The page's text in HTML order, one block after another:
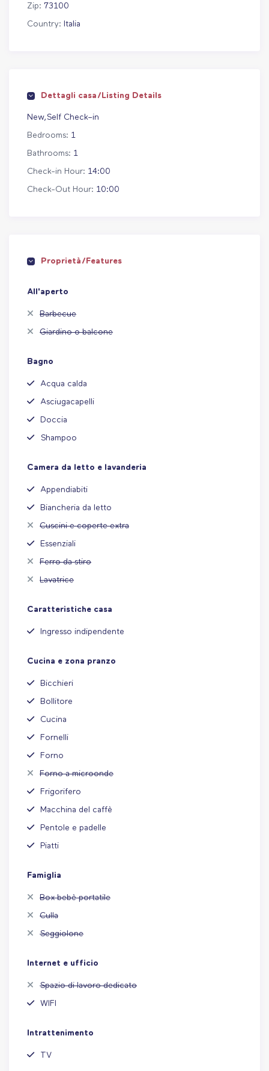
Zip: 73100
Country: Italia
Dettagli casa/Listing Details
New,Self Check–in
Bedrooms: 1
Bathrooms: 1
Check-in Hour: 14:00
Check-Out Hour: 10:00
Proprietà/Features
All'aperto
Barbecue
Giardino o balcone
Bagno
Acqua calda
Asciugacapelli
Doccia
Shampoo
Camera da letto e lavanderia
Appendiabiti
Biancheria da letto
Cuscini e coperte extra
Essenziali
Ferro da stiro
Lavatrice
Caratteristiche casa
Ingresso indipendente
Cucina e zona pranzo
Bicchieri
Bollitore
Cucina
Fornelli
Forno
Forno a microonde
Frigorifero
Macchina del caffè
Pentole e padelle
Piatti
Famiglia
Box bebè portatile
Culla
Seggiolone
Internet e ufficio
Spazio di lavoro dedicato
WIFI
Intrattenimento
TV